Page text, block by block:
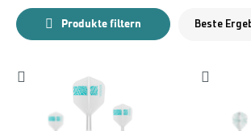
Produkte filtern